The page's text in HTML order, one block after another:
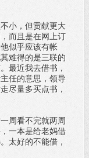
小，但贡献更大
而且是在网上订
似乎应该有帐
难得的是三联的
最近我去借书，
任的意思，领导
尽量多买点书，
周看不完就两周
一本是给老妈借
太好的不能借，